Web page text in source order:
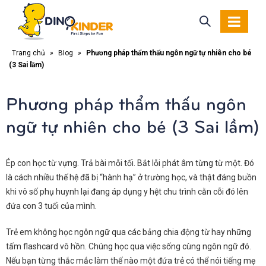
Trang chủ » Blog »
Phương pháp thẩm thấu ngôn ngữ tự nhiên cho bé
(3 Sai lầm)
Phương pháp thẩm thấu ngôn
ngữ tự nhiên cho bé (3 Sai lầm)
Ép con học từ vựng. Trả bài mỗi tối. Bắt lỗi phát âm từng từ một. Đó
là cách nhiều thế hệ đã bị “hành hạ” ở trường học, và thật đáng buồn
khi vô số phụ huynh lại đang áp dụng y hệt chu trình cằn cỗi đó lên
đứa con 3 tuổi của mình.
Trẻ em không học ngôn ngữ qua các bảng chia động từ hay những
tấm flashcard vô hồn. Chúng học qua việc sống cùng ngôn ngữ đó.
Nếu bạn từng thắc mắc làm thế nào một đứa trẻ có thể nói tiếng mẹ